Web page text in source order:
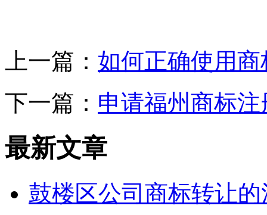
上一篇： 如何正确使用商
下一篇： 申请福州商标
最新文章
鼓楼区公司商标转让